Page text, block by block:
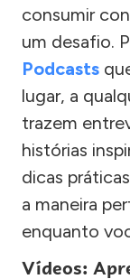
consumir
um desafio.
Podcasts
lugar, a
trazem
histórias
dicas
a maneira
enquanto
Vídeos: